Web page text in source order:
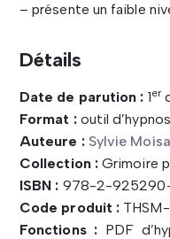
– présente un faible
Détails
Date de parution : 1er
Format :outil
Auteure : Sylvie
Collection :Grimoire
ISBN : 978-2-
Code produit : THSM-
Fonctions : PDF